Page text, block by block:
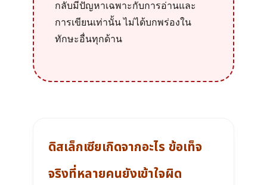
กลับมีปัญหาเฉพาะกับการอ่านและ
การเขียนเท่านั้น ไม่ได้บกพร่องใน
ทักษะอื่นทุกด้าน
ดิสเล็กเซียเกิดจากอะไร ข้อเท็จ
จริงที่หลายคนยังเข้าใจผิด